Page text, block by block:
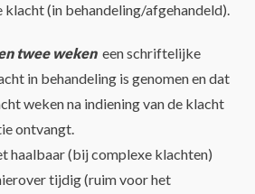
klacht (in behandeling/afgehandeld).
twee wekeneen schriftelijke
in behandeling is genomen en dat
weken na indiening van de klacht
ontvangt.
haalbaar (bij complexe klachten)
tijdig (ruim voor het